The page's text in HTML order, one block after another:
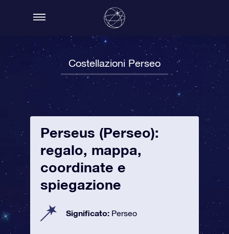
Costellazioni Perseo
Perseus (Perseo):
regalo, mappa,
coordinate e
spiegazione
Significato: Perseo